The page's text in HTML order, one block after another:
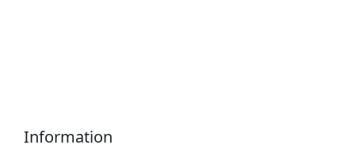
Information